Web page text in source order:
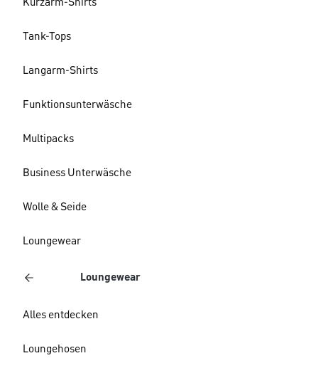
Kurzarm-Shirts
Tank-Tops
Langarm-Shirts
Funktionsunterwäsche
Multipacks
Business Unterwäsche
Wolle & Seide
Loungewear
Loungewear
Alles entdecken
Loungehosen